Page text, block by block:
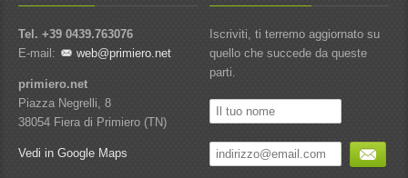
Tel. +39 0439.763076
E-mail:
web@primiero.net
primiero.net
Piazza Negrelli, 8
38054 Fiera di Primiero (TN)
Vedi in Google Maps
Iscriviti, ti terremo aggiornato su
quello che succede da queste
parti.